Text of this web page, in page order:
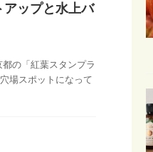
ップと水上バ
の「紅葉スタンプラ
場スポットになって